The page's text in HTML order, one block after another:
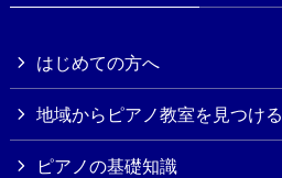
はじめての方へ
地域からピアノ教室を見つける
ピアノの基礎知識